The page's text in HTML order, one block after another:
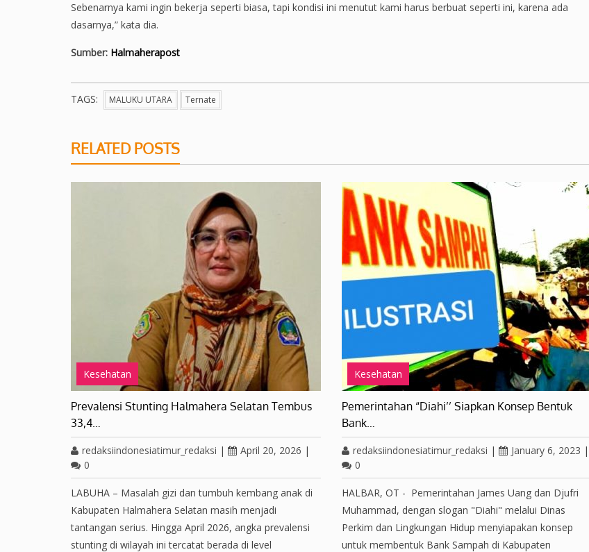
Sebenarnya kami ingin bekerja seperti biasa, tapi kondisi ini menutut kami harus berbuat seperti ini, karena ada
dasarnya,” kata dia.
Sumber: Halmaherapost
TAGS: MALUKU UTARA Ternate
RELATED POSTS
Kesehatan
Prevalensi Stunting Halmahera Selatan Tembus
33,4…
redaksiindonesiatimur_redaksi | April 20, 2026 |
0
LABUHA – Masalah gizi dan tumbuh kembang anak di
Kabupaten Halmahera Selatan masih menjadi
tantangan serius. Hingga April 2026, angka prevalensi
stunting di wilayah ini tercatat berada di level
Kesehatan
Pemerintahan “Diahi’’ Siapkan Konsep Bentuk
Bank…
redaksiindonesiatimur_redaksi | January 6, 2023 |
0
HALBAR, OT - Pemerintahan James Uang dan Djufri
Muhammad, dengan slogan "Diahi" melalui Dinas
Perkim dan Lingkungan Hidup menyiapakan konsep
untuk membentuk Bank Sampah di Kabupaten